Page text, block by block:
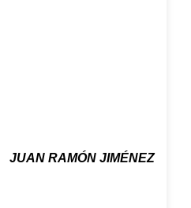
JUAN RAMÓN JIMÉNEZ